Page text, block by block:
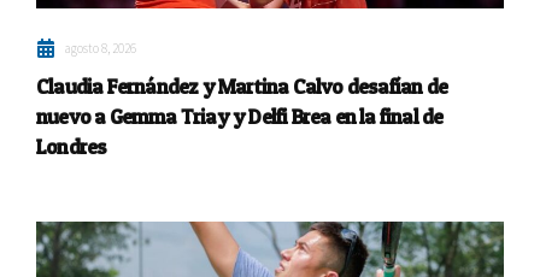
agosto 8, 2026
Claudia Fernández y Martina Calvo desafían de
nuevo a Gemma Triay y Delfi Brea en la final de
Londres